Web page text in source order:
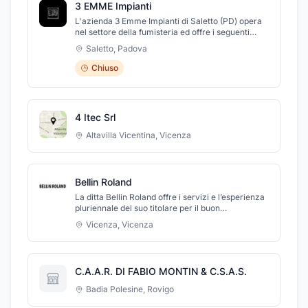
3 EMME Impianti
L'azienda 3 Emme Impianti di Saletto (PD) opera
nel settore della fumisteria ed offre i seguenti
servizi: spazzacamino, installazioni certificate di
canne fumarie, pulizia di stufe, camini, caldaie a
legna e pellet, video ispezioni, progettazione su
misura, consulenza tecnica in cantiere. Pianifica
la manutenzione o la sostituzione del tuo vecchio
camino o della tua stufa e approfitta delle tante
Saletto, Padova
Chiuso
4 Itec Srl
Altavilla Vicentina, Vicenza
Bellin Roland
La ditta Bellin Roland offre i servizi e l’esperienza
pluriennale del suo titolare per il buon
funzionamento del vostro riscaldamento
domestico; con grande abilità e professionalità
saprà rispondere prontamente ad ogni
malfunzionamento del vostro impianto con
eccellente servizio per la sostituzione,
manutenzione ordinaria straordinaria e il
controllo e pulizia periodica di ogni caldaia a gas
Vicenza, Vicenza
C.A.A.R. DI FABIO MONTIN & C.S.A.S.
Badia Polesine, Rovigo